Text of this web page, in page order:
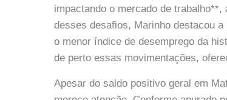
impactando o mercado de
desses desafios, Marinho destacou
o menor índice de desemprego da
de perto essas movimentações,
Apesar do saldo positivo geral em